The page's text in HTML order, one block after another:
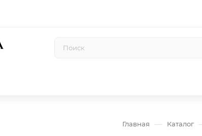
Главная — Каталог